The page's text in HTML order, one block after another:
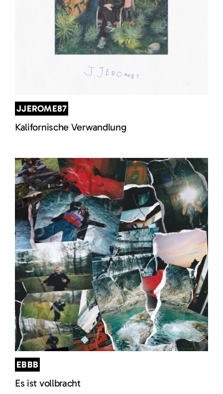
JJEROME87
Kalifornische Verwandlung
EBBB
Es ist vollbracht